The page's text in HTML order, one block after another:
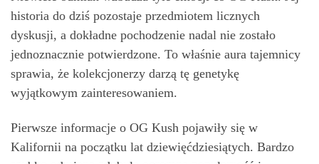
historia do dziś pozostaje przedmiotem licznych
dyskusji, a dokładne pochodzenie nadal nie zostało
jednoznacznie potwierdzone. To właśnie aura tajemnicy
sprawia, że kolekcjonerzy darzą tę genetykę
wyjątkowym zainteresowaniem.
Pierwsze informacje o OG Kush pojawiły się w
Kalifornii na początku lat dziewięćdziesiątych. Bardzo